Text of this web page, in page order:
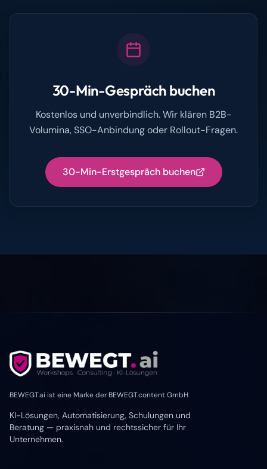
30-Min-Gespräch buchen
Kostenlos und unverbindlich. Wir klären B2B-
Volumina, SSO-Anbindung oder Rollout-Fragen.
30-Min-Erstgespräch buchen
BEWEGT.ai ist eine Marke der BEWEGT.content GmbH
KI-Lösungen, Automatisierung, Schulungen und
Beratung — praxisnah und rechtssicher für Ihr
Unternehmen.